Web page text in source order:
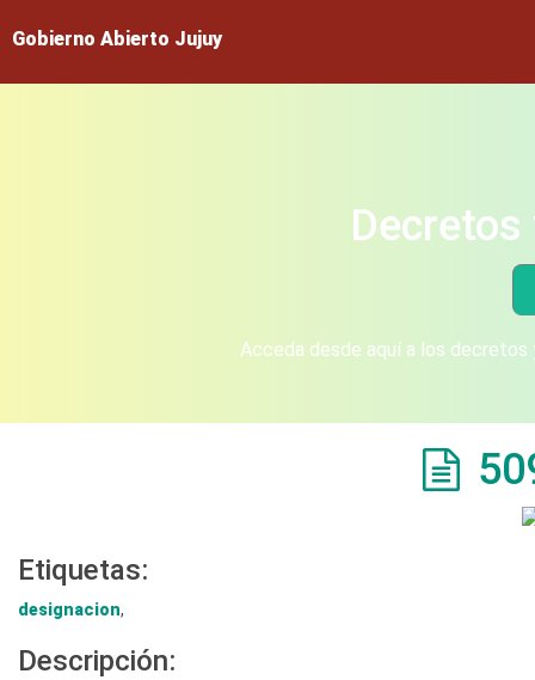
Gobierno Abierto Jujuy
Acceda desde aquí a los
Etiquetas:
designacion,
Descripción: